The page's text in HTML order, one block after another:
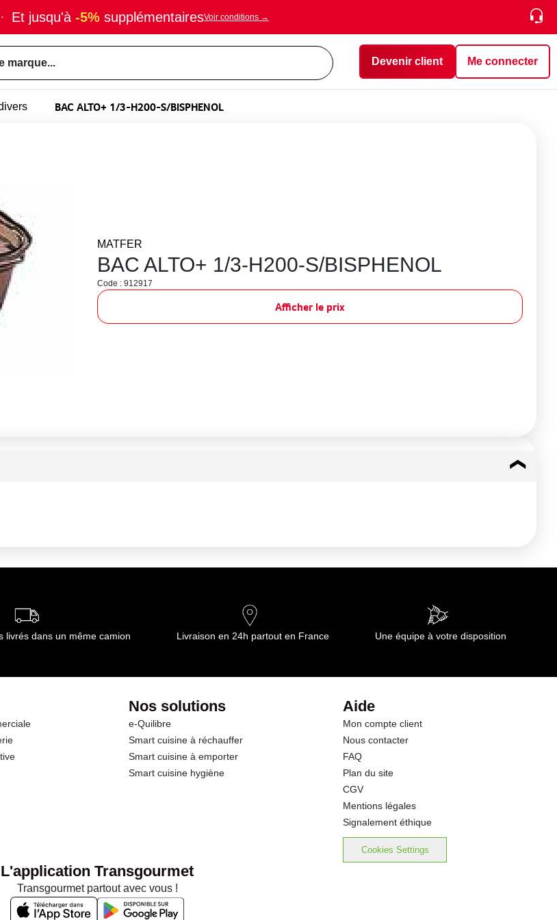
· Et jusqu'à -5% supplémentairesVoir conditions →
marque... Devenir client Me connecter
BAC ALTO+ 1/3-H200-S/BISPHENOL
MATFER
BAC ALTO+ 1/3-H200-S/BISPHENOL
Code : 912917
Afficher le prix
livrés dans un même camion Livraison en 24h partout en France Une équipe à votre disposition
Nos solutions
e-Quilibre
Smart cuisine à réchauffer
Smart cuisine à emporter
Smart cuisine hygiène
Aide
Mon compte client
Nous contacter
FAQ
Plan du site
CGV
Mentions légales
Signalement éthique
Cookies Settings
L'application Transgourmet
Transgourmet partout avec vous !